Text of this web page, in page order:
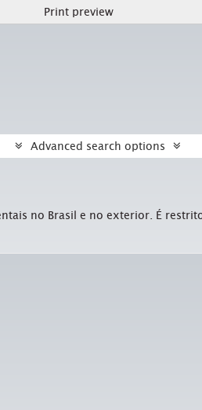
Print preview
Advanced search options
no Brasil e no exterior. É